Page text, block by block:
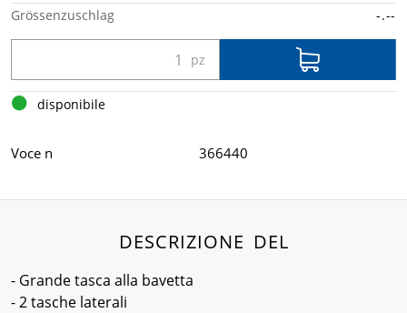
Grössenzuschlag -.--
disponibile
Voce n 366440
DESCRIZIONE DEL
- Grande tasca alla bavetta
- 2 tasche laterali